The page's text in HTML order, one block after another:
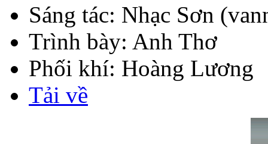
Sáng tác: Nhạc Sơn
Trình bày: Anh Thơ
Phối khí: Hoàng Lương
Tải về